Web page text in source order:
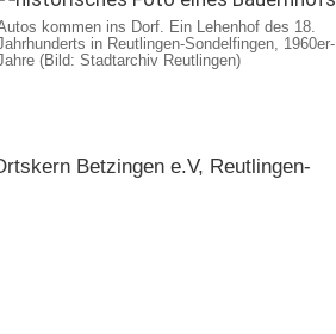
kommen ins Dorf. Ein Lehenhof des 18.
in Reutlingen-Sondelfingen, 1960er-
(Bild: Stadtarchiv Reutlingen)
Betzingen e.V, Reutlingen-